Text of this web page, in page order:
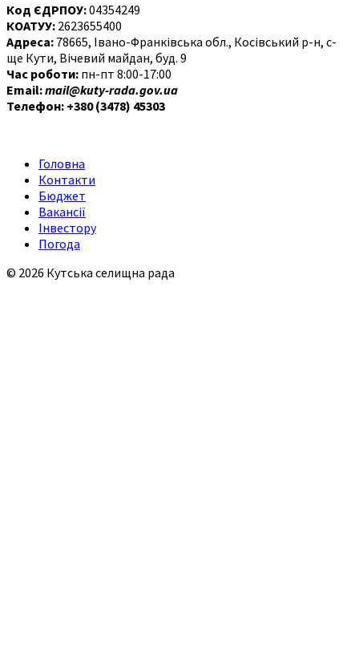
Код ЄДРПОУ:04354249
КОАТУУ: 2623655400
Адреса: 78665, Івано-Франківська обл., Косівський р-н, с-
ще Кути, Вічевий майдан, буд. 9
Час роботи: пн-пт 8:00-17:00
Email:mail@kuty-rada.gov.ua
Телефон: +380 (3478) 45303
Головна
Контакти
Бюджет
Вакансії
Інвестору
Погода
© 2026 Кутська селищна рада